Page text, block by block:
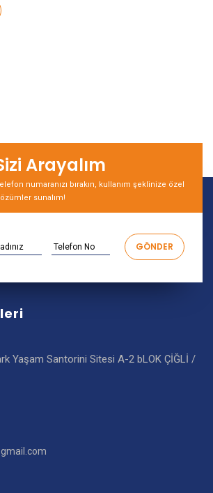
Arayalım
numaranızı bırakın, kullanım şeklinize özel
sunalım!
Yaşam Santorini Sitesi A-2 bLOK ÇİĞLİ /